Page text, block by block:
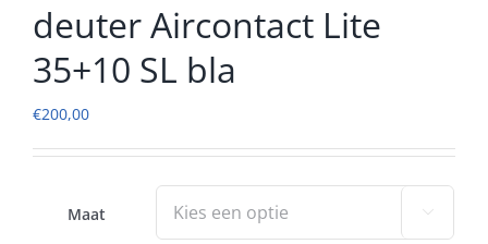
deuter Aircontact Lite
35+10 SL bla
€200,00
Maat 